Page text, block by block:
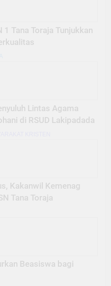
Tana Toraja Tunjukkan
Lintas Agama
di RSUD Lakipadada
Kakanwil Kemenag
Tana Toraja
Beasiswa bagi